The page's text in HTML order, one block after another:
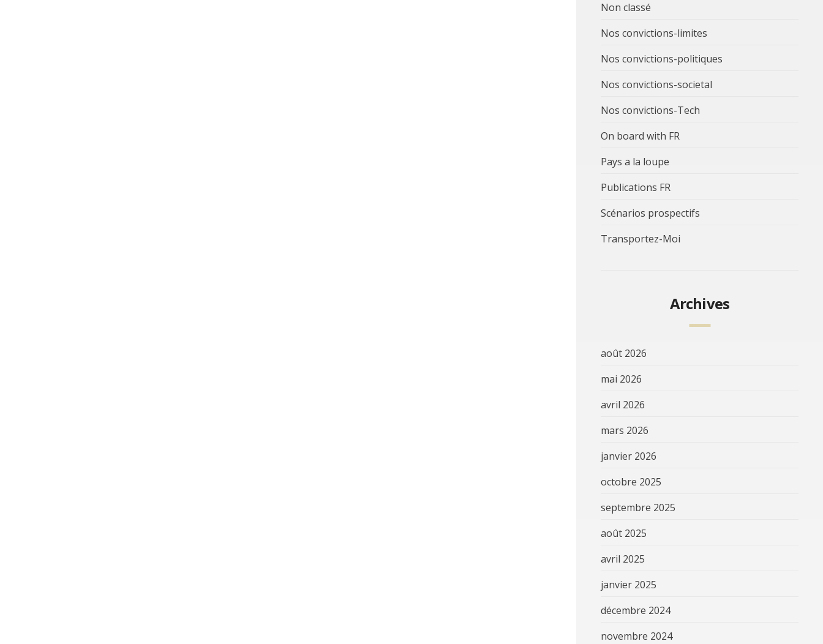
Non classé
Nos convictions-limites
Nos convictions-politiques
Nos convictions-societal
Nos convictions-Tech
On board with FR
Pays a la loupe
Publications FR
Scénarios prospectifs
Transportez-Moi
Archives
août 2026
mai 2026
avril 2026
mars 2026
janvier 2026
octobre 2025
septembre 2025
août 2025
avril 2025
janvier 2025
décembre 2024
novembre 2024